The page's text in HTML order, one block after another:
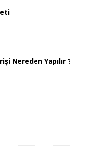
Nereden Yapılır ?